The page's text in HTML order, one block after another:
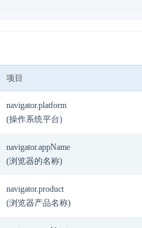
项目
navigator.platform
(操作系统平台)
navigator.appName
(浏览器的名称)
navigator.product
(浏览器产品名称)